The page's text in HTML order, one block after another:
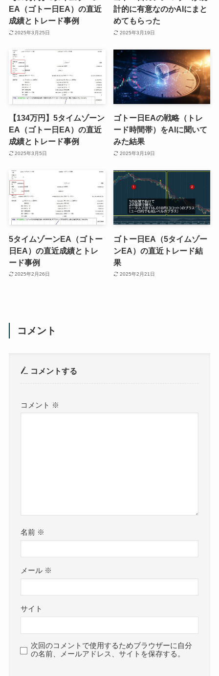
EA（ゴトー日EA）の直近
成績とトレード事例
2025年3月25日
計的に有意なのかAIにまと
めてもらった
2025年3月19日
【134万円】5タイムゾーン
EA（ゴトー日EA）の直近
成績とトレード事例
2025年3月5日
ゴトー日EAの戦略（トレ
ード時間帯）をAIに聞いて
みた結果
2025年3月19日
5タイムゾーンEA（ゴトー
日EA）の直近成績とトレ
ード事例
2025年2月26日
ゴトー日EA（5タイムゾー
ンEA）の直近トレード結
果
2025年2月21日
コメント
コメントする
コメント ※
名前 ※
メール ※
サイト
次回のコメントで使用するためブラウザーに自分
の名前、メールアドレス、サイトを保存する。